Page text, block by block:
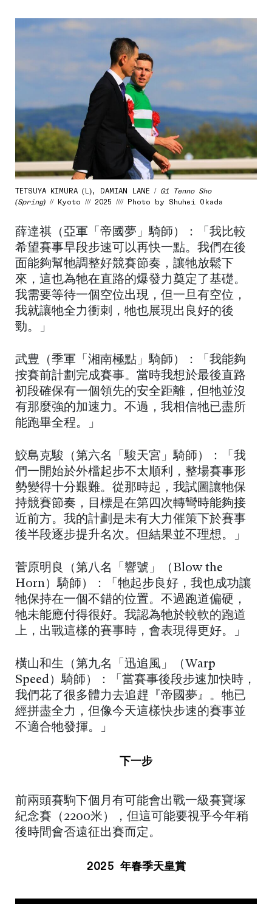
TETSUYA KIMURA (L), DAMIAN LANE / G1 Tenno Sho
(Spring) // Kyoto /// 2025 //// Photo by Shuhei Okada
薛達祺（亞軍「帝國夢」騎師）：「我比較
希望賽事早段步速可以再快一點。我們在後
面能夠幫牠調整好競賽節奏，讓牠放鬆下
來，這也為牠在直路的爆發力奠定了基礎。
我需要等待一個空位出現，但一旦有空位，
我就讓牠全力衝刺，牠也展現出良好的後
勁。」
武豊（季軍「湘南極點」騎師）：「我能夠
按賽前計劃完成賽事。當時我想於最後直路
初段確保有一個領先的安全距離，但牠並沒
有那麼強的加速力。不過，我相信牠已盡所
能跑畢全程。」
鮫島克駿（第六名「駿天宮」騎師）：「我
們一開始於外檔起步不太順利，整場賽事形
勢變得十分艱難。從那時起，我試圖讓牠保
持競賽節奏，目標是在第四次轉彎時能夠接
近前方。我的計劃是未有大力催策下於賽事
後半段逐步提升名次。但結果並不理想。」
菅原明良（第八名「響號」（Blow the
Horn）騎師）：「牠起步良好，我也成功讓
牠保持在一個不錯的位置。不過跑道偏硬，
牠未能應付得很好。我認為牠於較軟的跑道
上，出戰這樣的賽事時，會表現得更好。」
橫山和生（第九名「迅追風」（Warp
Speed）騎師）：「當賽事後段步速加快時，
我們花了很多體力去追趕『帝國夢』。牠已
經拼盡全力，但像今天這樣快步速的賽事並
不適合牠發揮。」
下一步
前兩頭賽駒下個月有可能會出戰一級賽寶塚
紀念賽（2200米），但這可能要視乎今年稍
後時間會否遠征出賽而定。
2025 年春季天皇賞